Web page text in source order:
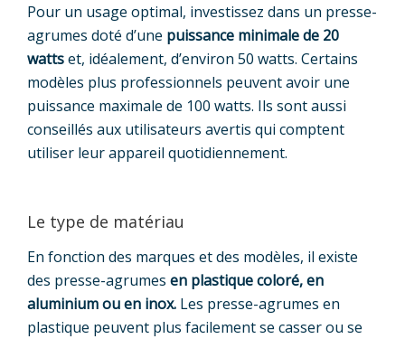
Pour un usage optimal, investissez dans un presse-
agrumes doté d’une puissance minimale de 20
wattset, idéalement, d’environ 50 watts. Certains
modèles plus professionnels peuvent avoir une
puissance maximale de 100 watts. Ils sont aussi
conseillés aux utilisateurs avertis qui comptent
utiliser leur appareil quotidiennement.
Le type de matériau
En fonction des marques et des modèles, il existe
des presse-agrumes en plastique coloré, en
aluminium ou en inox. Les presse-agrumes en
plastique peuvent plus facilement se casser ou se